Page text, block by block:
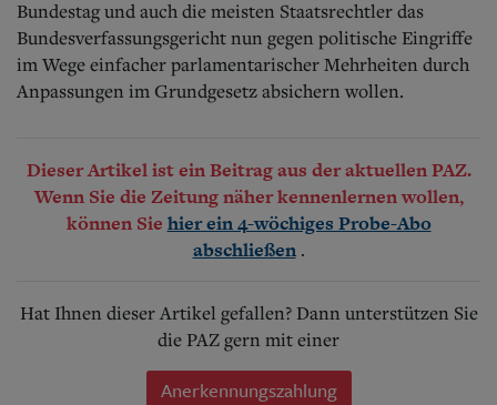
Bundestag und auch die meisten Staatsrechtler das
Bundesverfassungsgericht nun gegen politische Eingriffe
im Wege einfacher parlamentarischer Mehrheiten durch
Anpassungen im Grundgesetz absichern wollen.
Dieser Artikel ist ein Beitrag aus der aktuellen PAZ.
Wenn Sie die Zeitung näher kennenlernen wollen,
können Sie hier ein 4-wöchiges Probe-Abo
abschließen .
Hat Ihnen dieser Artikel gefallen? Dann unterstützen Sie
die PAZ gern mit einer
Anerkennungszahlung